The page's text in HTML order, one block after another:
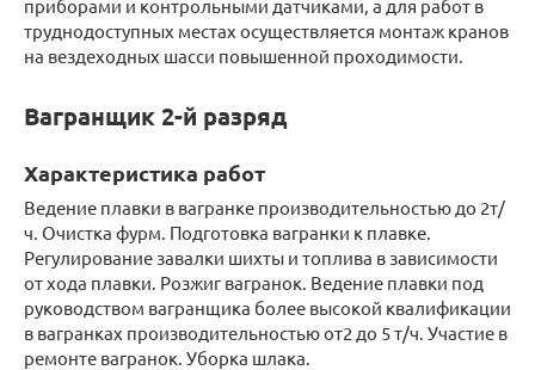
приборами и контрольными датчиками, а для работ в
труднодоступных местах осуществляется монтаж кранов
на вездеходных шасси повышенной проходимости.
Вагранщик 2-й разряд
Характеристика работ
Ведение плавки в вагранке производительностью до 2т/
ч. Очистка фурм. Подготовка вагранки к плавке.
Регулирование завалки шихты и топлива в зависимости
от хода плавки. Розжиг вагранок. Ведение плавки под
руководством вагранщика более высокой квалификации
в вагранках производительностью от2 до 5 т/ч. Участие в
ремонте вагранок. Уборка шлака.